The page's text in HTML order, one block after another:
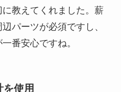
教えてくれました。薪
パーツが必須ですし、
番安心ですね。
使用